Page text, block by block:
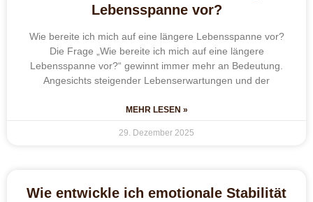
Lebensspanne vor?
Wie bereite ich mich auf eine längere Lebensspanne vor?
Die Frage „Wie bereite ich mich auf eine längere
Lebensspanne vor?“ gewinnt immer mehr an Bedeutung.
Angesichts steigender Lebenserwartungen und der
MEHR LESEN »
29. Dezember 2025
Wie entwickle ich emotionale Stabilität